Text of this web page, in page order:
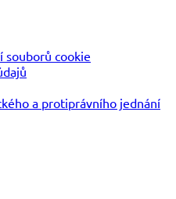
souborů cookie
a protiprávního jednání